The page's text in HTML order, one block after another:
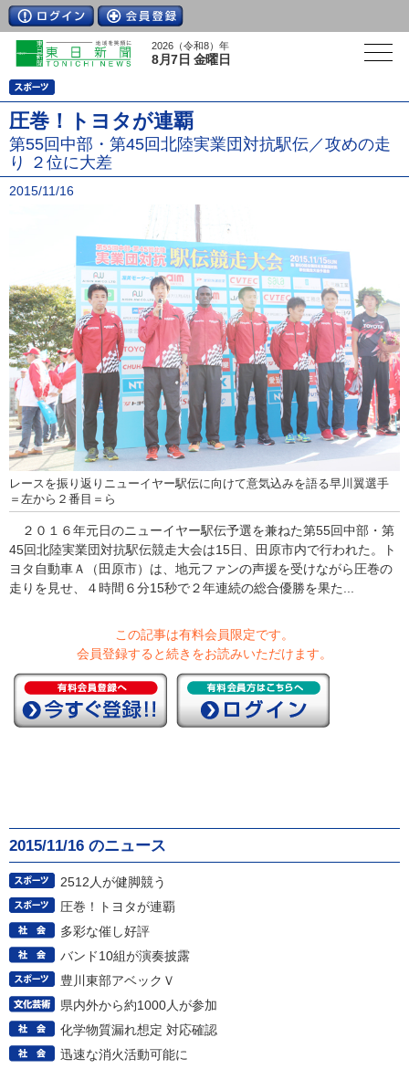
2026（令和8）年
8月7日 金曜日
圧巻！トヨタが連覇
第55回中部・第45回北陸実業団対抗駅伝／攻めの走
り ２位に大差
2015/11/16
レースを振り返りニューイヤー駅伝に向けて意気込みを語る早川翼選手
＝左から２番目＝ら
２０１６年元日のニューイヤー駅伝予選を兼ねた第55回中部・第
45回北陸実業団対抗駅伝競走大会は15日、田原市内で行われた。ト
ヨタ自動車Ａ（田原市）は、地元ファンの声援を受けながら圧巻の
走りを見せ、４時間６分15秒で２年連続の総合優勝を果た...
この記事は有料会員限定です。
会員登録すると続きをお読みいただけます。
2015/11/16 のニュース
2512人が健脚競う
圧巻！トヨタが連覇
多彩な催し好評
バンド10組が演奏披露
豊川東部アベックＶ
県内外から約1000人が参加
化学物質漏れ想定 対応確認
迅速な消火活動可能に